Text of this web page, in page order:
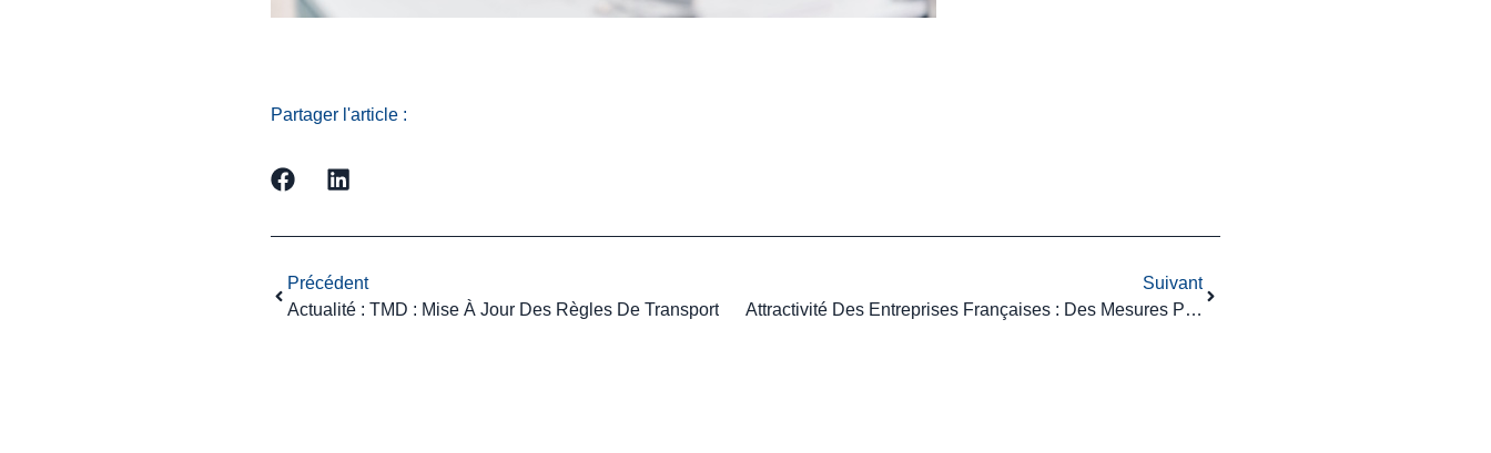
Partager l'article :
Précédent
Actualité : TMD : Mise À Jour Des Règles De Transport
Suivant
Attractivité Des Entreprises Françaises : Des Mesures Pratiques Pour Attirer Les Investisseurs